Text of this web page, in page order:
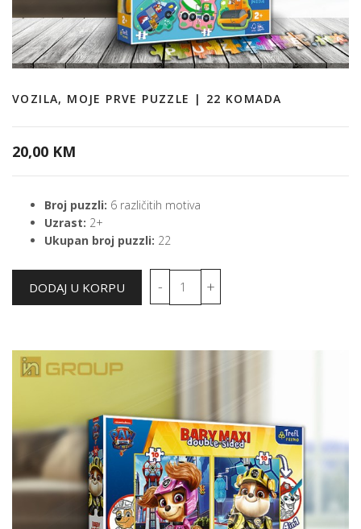
VOZILA, MOJE PRVE PUZZLE | 22 KOMADA
20,00 KM
Broj puzzli: 6 različitih motiva
Uzrast: 2+
Ukupan broj puzzli: 22